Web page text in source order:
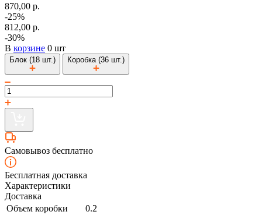
870,00 р.
-25%
812,00 р.
-30%
В корзине 0 шт
Блок (18 шт.) Коробка (36 шт.)
Самовывоз бесплатно
Бесплатная доставка
Характеристики
Доставка
Объем коробки
0.2